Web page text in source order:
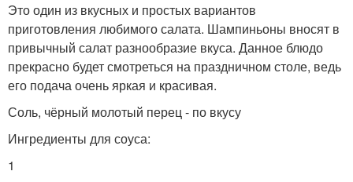
Это один из вкусных и простых вариантов
приготовления любимого салата. Шампиньоны вносят в
привычный салат разнообразие вкуса. Данное блюдо
прекрасно будет смотреться на праздничном столе, ведь
его подача очень яркая и красивая.
Соль, чёрный молотый перец - по вкусу
Ингредиенты для соуса:
1